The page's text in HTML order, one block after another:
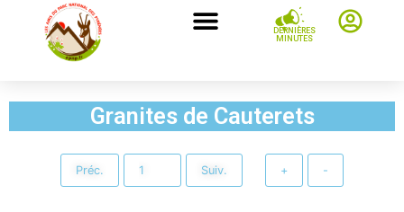
DERNIÈRES
MINUTES
Granites de Cauterets
Préc. Suiv. + -